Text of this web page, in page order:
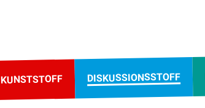
KUNSTSTOFF DISKUSSIONSSTOFF